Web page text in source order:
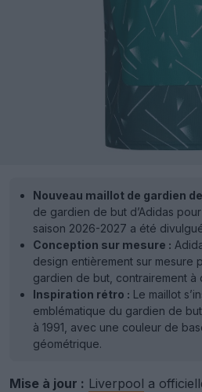
Nouveau maillot de gardien
de gardien de but d’Adidas
saison 2026-2027 a été
Conception sur mesure :
design entièrement sur mesure
gardien de but, contrairement à
Inspiration rétro : Le maillot
emblématique du gardien de
à 1991, avec une couleur de
géométrique.
Mise à jour : Liverpool a